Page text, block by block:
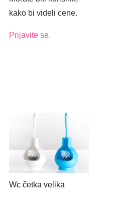
kako bi videli cene.
Prijavite se.
Wc četka velika